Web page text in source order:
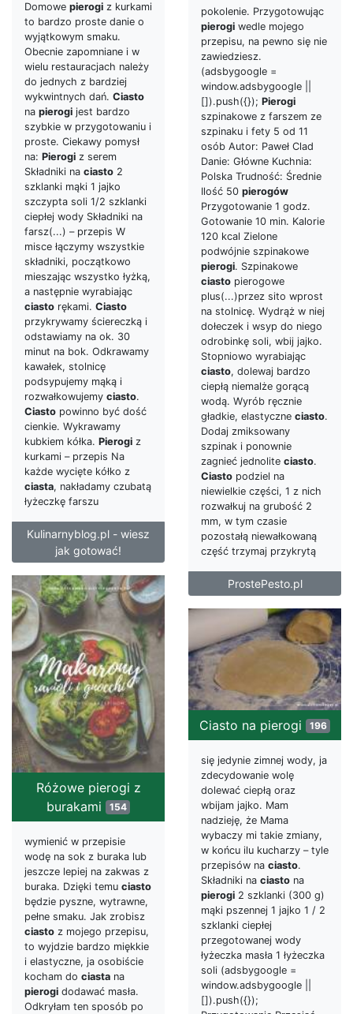
Domowe pierogi z kurkami
to bardzo proste danie o
wyjątkowym smaku.
Obecnie zapomniane i w
wielu restauracjach należy
do jednych z bardziej
wykwintnych dań. Ciasto
na pierogi jest bardzo
szybkie w przygotowaniu i
proste. Ciekawy pomysł
na: Pierogi z serem
Składniki na ciasto 2
szklanki mąki 1 jajko
szczypta soli 1/2 szklanki
ciepłej wody Składniki na
farsz(...) – przepis W
misce łączymy wszystkie
składniki, początkowo
mieszając wszystko łyżką,
a następnie wyrabiając
ciasto rękami. Ciasto
przykrywamy ściereczką i
odstawiamy na ok. 30
minut na bok. Odkrawamy
kawałek, stolnicę
podsypujemy mąką i
rozwałkowujemy ciasto.
Ciasto powinno być dość
cienkie. Wykrawamy
kubkiem kółka. Pierogi z
kurkami – przepis Na
każde wycięte kółko z
ciasta, nakładamy czubatą
łyżeczkę farszu
Kulinarnyblog.pl - wiesz
jak gotować!
pokolenie. Przygotowując
pierogi wedle mojego
przepisu, na pewno się nie
zawiedziesz.
(adsbygoogle =
window.adsbygoogle ||
[]).push({}); Pierogi
szpinakowe z farszem ze
szpinaku i fety 5 od 11
osób Autor: Paweł Clad
Danie: Główne Kuchnia:
Polska Trudność: Średnie
Ilość 50 pierogów
Przygotowanie 1 godz.
Gotowanie 10 min. Kalorie
120 kcal Zielone
podwójnie szpinakowe
pierogi. Szpinakowe
ciasto pierogowe
plus(...)przez sito wprost
na stolnicę. Wydrąż w niej
dołeczek i wsyp do niego
odrobinkę soli, wbij jajko.
Stopniowo wyrabiając
ciasto, dolewaj bardzo
ciepłą niemalże gorącą
wodą. Wyrób ręcznie
gładkie, elastyczne ciasto.
Dodaj zmiksowany
szpinak i ponownie
zagnieć jednolite ciasto.
Ciasto podziel na
niewielkie części, 1 z nich
rozwałkuj na grubość 2
mm, w tym czasie
pozostałą niewałkowaną
część trzymaj przykrytą
ProstePesto.pl
Różowe pierogi z
burakami
154
wymienić w przepisie
wodę na sok z buraka lub
jeszcze lepiej na zakwas z
buraka. Dzięki temu ciasto
będzie pyszne, wytrawne,
pełne smaku. Jak zrobisz
ciasto z mojego przepisu,
to wyjdzie bardzo miękkie
i elastyczne, ja osobiście
kocham do ciasta na
pierogi dodawać masła.
Odkryłam ten sposób po
Ciasto na pierogi 196
się jedynie zimnej wody, ja
zdecydowanie wolę
dolewać ciepłą oraz
wbijam jajko. Mam
nadzieję, że Mama
wybaczy mi takie zmiany,
w końcu ilu kucharzy – tyle
przepisów na ciasto.
Składniki na ciasto na
pierogi 2 szklanki (300 g)
mąki pszennej 1 jajko 1 / 2
szklanki ciepłej
przegotowanej wody
łyżeczka masła 1 łyżeczka
soli (adsbygoogle =
window.adsbygoogle ||
[]).push({});